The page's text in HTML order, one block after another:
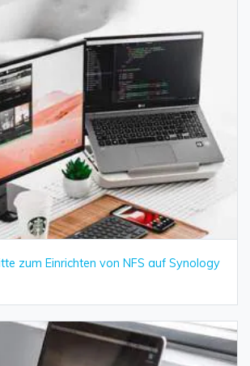
zum Einrichten von NFS auf Synology